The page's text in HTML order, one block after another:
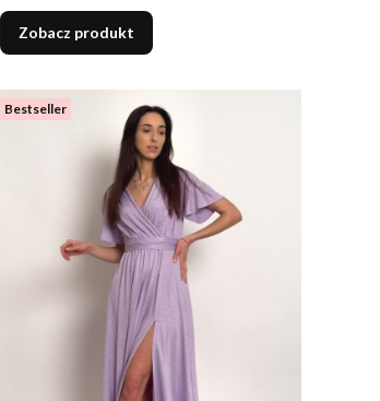
Zobacz produkt
Bestseller